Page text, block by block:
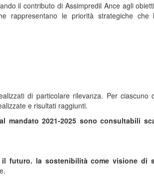
il contributo di Assimpredil Ance agli
rappresentano le priorità strategiche
di particolare rilevanza. Per ciascuno
e risultati raggiunti.
2021-2025 sono consultabili
futuro. la sostenibilità come visione di